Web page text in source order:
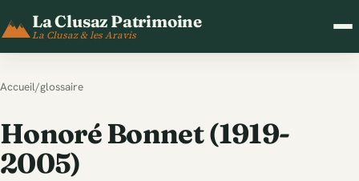
La Clusaz Patrimoine
La Clusaz & les Aravis
Accueil/glossaire
Honoré Bonnet (1919-
2005)